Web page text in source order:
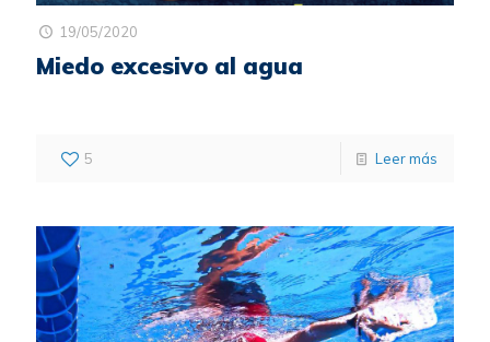
19/05/2020
Miedo excesivo al agua
5 Leer más